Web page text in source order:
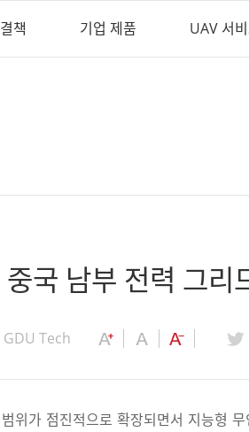
책 기업 제품 UAV 서
국 남부 전력 그리
GDU Tech
위가 점진적으로 확장되면서 지능형